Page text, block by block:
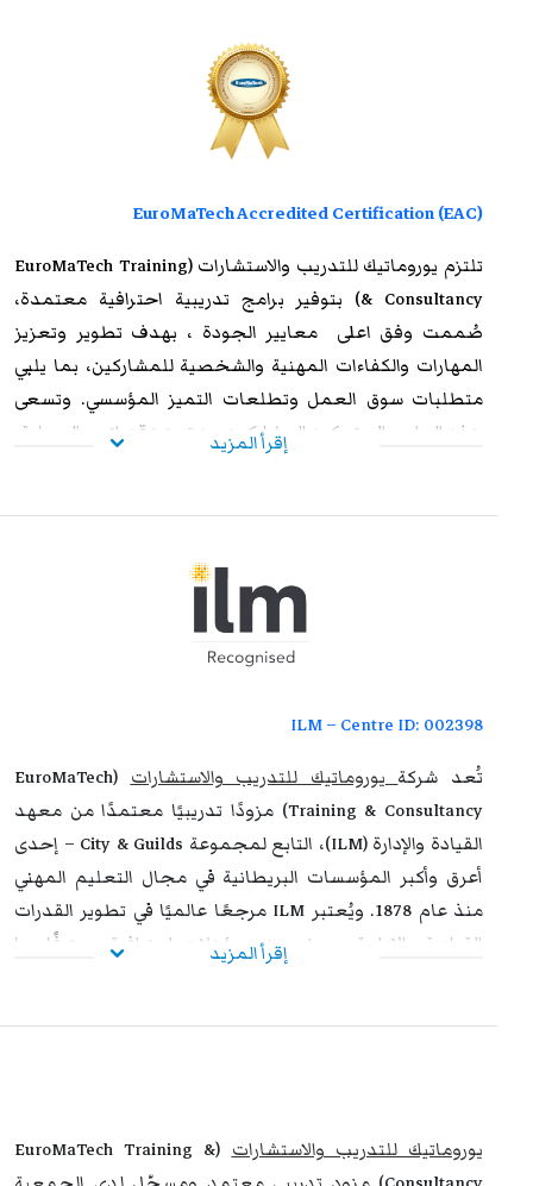
EuroMaTech Accredited Certification (EAC)
تلتزم يوروماتيك للتدريب
والاستشارات (EuroMaTech Training
& Consultancy) بتوفير برامج تدريبية احترافية معتمدة،
صُممت وفق اعلى معايير الجودة ، بهدف تطوير وتعزيز
المهارات والكفاءات المهنية والشخصية للمشاركين، بما يلبي
متطلبات سوق العمل وتطلعات التميز المؤسسي. وتسعى
هذه البرامج إلى تمكين المشاركين من تعزيز قدراتهم العملية،
بنجاح، يحصل المشاركون على شهادة معتمدة من
تتمتع بالاعتراف والموثوقية إقليميًا ودوليًا، مما يمنحها قيمة
استراتيجية عالية. وتُشكل هذه الشهادة إضافة نوعية لمسار
التطوير المهني، وتفتح للمشاركين آفاقًا واسعة نحو الترقي
إقرأ المزيد
ILM – Centre ID: 002398
تُعد شركة يوروماتيك للتدريب والاستشارات
(EuroMaTech
Training & Consultancy) مزودًا تدريبيًا معتمدًا من معهد
القيادة والإدارة (ILM)، التابع لمجموعة City & Guilds – إحدى
أعرق وأكبر المؤسسات البريطانية في مجال التعليم المهني
منذ عام 1878. ويُعتبر ILM مرجعًا عالميًا في تطوير القدرات
القيادية والإدارية، حيث يمنح مؤهلات احترافية معترفًا بها
تساعدهم على تحقيق نتائج ملموسة داخل مؤسساتهم. وتوفر
إقرأ المزيد
يوروماتيك للتدريب والاستشارات (EuroMaTech Training &